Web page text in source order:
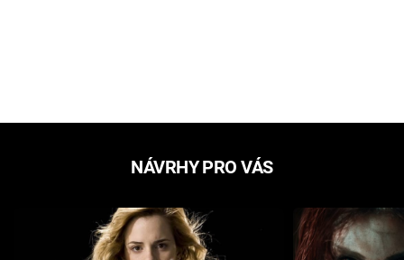
NÁVRHY PRO VÁS